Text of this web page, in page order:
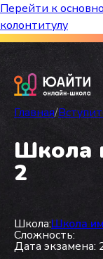
Перейти к
колонтитулу
Бесплатный
Главная/
Школа
2
Школа:Школа
Сложность:
Дата экзамена: